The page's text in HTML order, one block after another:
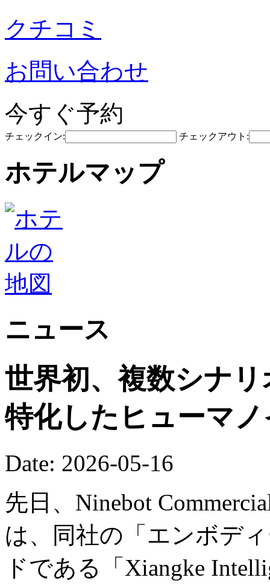
クチコミ
お問い合わせ
今すぐ予約
チェックイン: チェックアウト:
ホテルマップ
ニュース
世界初、複数シナ
特化したヒューマ
Date: 2026-05-16
先日、Ninebot
は、同社の「エンボデ
ドである「Xiangke